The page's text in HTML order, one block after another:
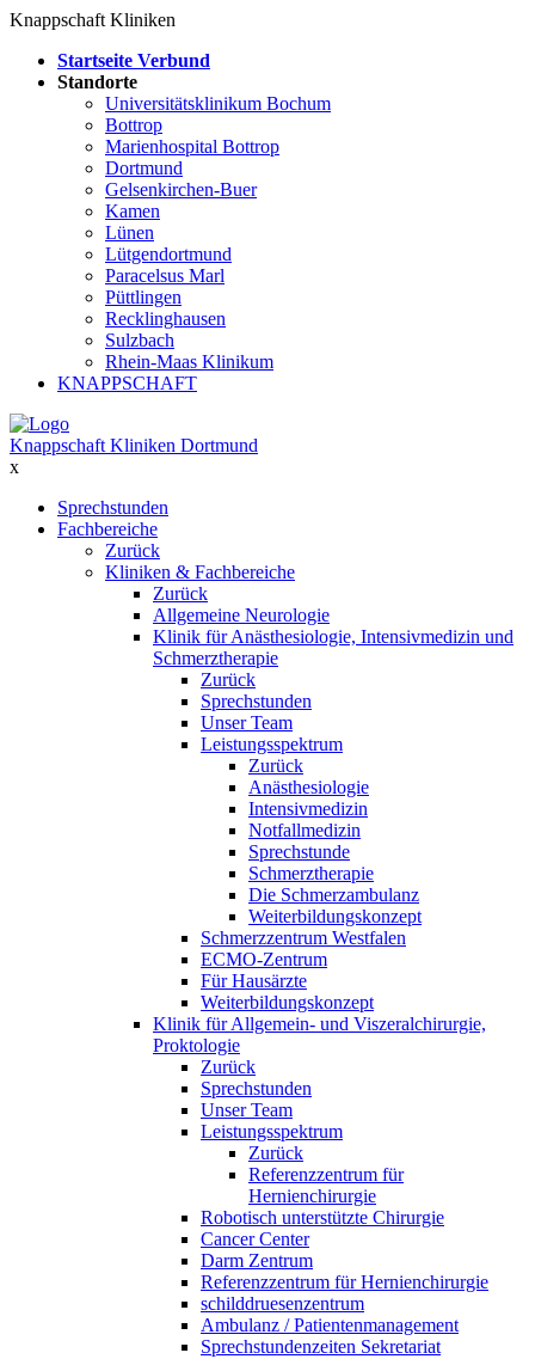
Knappschaft Kliniken
Startseite Verbund
Standorte
Universitätsklinikum Bochum
Bottrop
Marienhospital Bottrop
Dortmund
Gelsenkirchen-Buer
Kamen
Lünen
Lütgendortmund
Paracelsus Marl
Püttlingen
Recklinghausen
Sulzbach
Rhein-Maas Klinikum
KNAPPSCHAFT
Knappschaft Kliniken Dortmund
x
Sprechstunden
Fachbereiche
Zurück
Kliniken & Fachbereiche
Zurück
Allgemeine Neurologie
Klinik für Anästhesiologie, Intensivmedizin und
Schmerztherapie
Zurück
Sprechstunden
Unser Team
Leistungsspektrum
Zurück
Anästhesiologie
Intensivmedizin
Notfallmedizin
Sprechstunde
Schmerztherapie
Die Schmerzambulanz
Weiterbildungskonzept
Schmerzzentrum Westfalen
ECMO-Zentrum
Für Hausärzte
Weiterbildungskonzept
Klinik für Allgemein- und Viszeralchirurgie,
Proktologie
Zurück
Sprechstunden
Unser Team
Leistungsspektrum
Zurück
Referenzzentrum für
Hernienchirurgie
Robotisch unterstützte Chirurgie
Cancer Center
Darm Zentrum
Referenzzentrum für Hernienchirurgie
schilddruesenzentrum
Ambulanz / Patientenmanagement
Sprechstundenzeiten Sekretariat